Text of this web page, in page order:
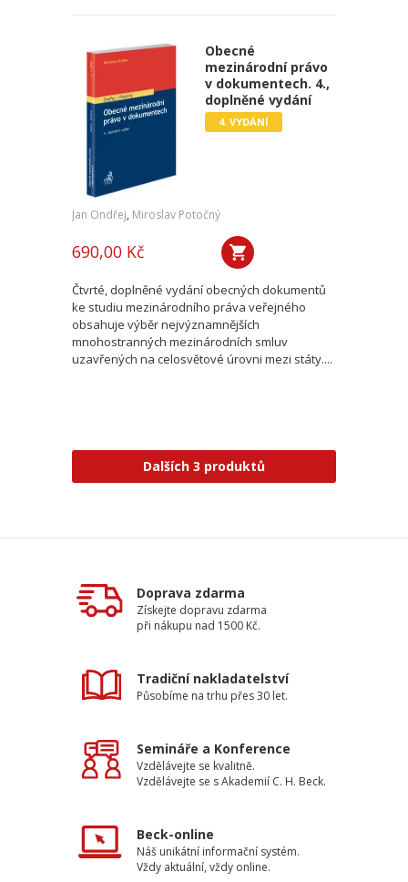
Obecné
mezinárodní právo
v dokumentech. 4.,
doplněné vydání
4. VYDÁNÍ
Jan Ondřej, Miroslav Potočný
690,00 Kč
Čtvrté, doplněné vydání obecných dokumentů
ke studiu mezinárodního práva veřejného
obsahuje výběr nejvýznamnějších
mnohostranných mezinárodních smluv
uzavřených na celosvětové úrovni mezi státy....
Dalších 3 produktů
Doprava zdarma
Získejte dopravu zdarma
při nákupu nad 1500 Kč.
Tradiční nakladatelství
Působíme na trhu přes 30 let.
Semináře a Konference
Vzdělávejte se kvalitně.
Vzdělávejte se s Akademií C. H. Beck.
Beck-online
Náš unikátní informační systém.
Vždy aktuální, vždy online.